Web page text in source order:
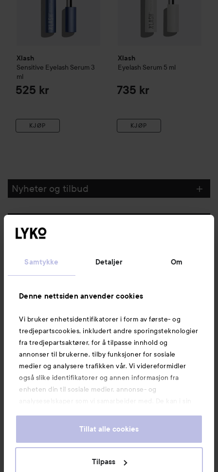
Samtykke Detaljer Om
Denne nettsiden anvender cookies
Vi bruker enhetsidentifikatorer i form av første- og
tredjepartscookies, inkludert andre sporingsteknologier
fra tredjepartsaktører, for å tilpasse innhold og
annonser til brukerne, tilby funksjoner for sosiale
medier og analysere trafikken vår. Vi videreformidler
også slike identifikatorer og annen informasjon fra
enheten din til sosiale medier, annonse- og
analyseselskaper som vi samarbeider med. De kan i sin
informasjon som du har oppgitt eller som de har samlet
våre cookies ved å fortsette å bruke nettsiden vår. For
informasjon om hvordan du kan endre innstillingene for
Tillat alle cookies
Tilpass
Xlash
Sensitive Eyelash Serum 3
ml
525 kr
KJØP
Xlash
Eyelash Serum 5 ml
735 kr
KJØP
Nyheter og tilbud
Kundeservice
Informasjon
Også av interesse